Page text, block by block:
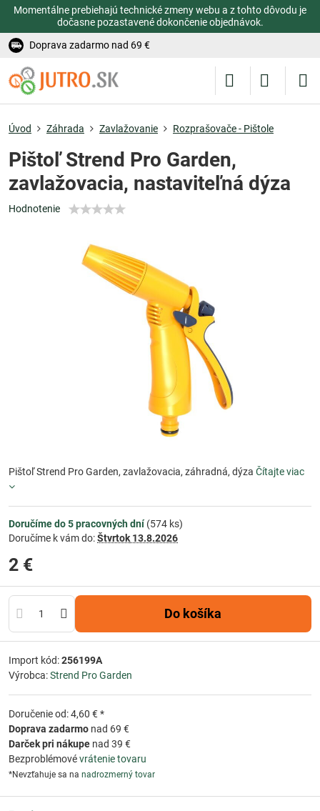
Momentálne prebiehajú technické zmeny webu a z tohto dôvodu je
dočasne pozastavené dokončenie objednávok.
Doprava zadarmo nad 69 €
Úvod Záhrada Zavlažovanie Rozprašovače - Pištole
Pištoľ Strend Pro Garden,
zavlažovacia, nastaviteľná dýza
Hodnotenie
Pištoľ Strend Pro Garden, zavlažovacia, záhradná, dýza Čítajte viac
Doručíme do 5 pracovných dní(574 ks)
Doručíme k vám do:Štvrtok13.8.2026
2 €
Do košíka
Import kód:256199A
Výrobca:Strend Pro Garden
Doručenie od: 4,60 € *
Doprava zadarmo nad 69 €
Darček pri nákupe nad 39 €
Bezproblémovévrátenie tovaru
*Nevzťahuje sa na nadrozmerný tovar